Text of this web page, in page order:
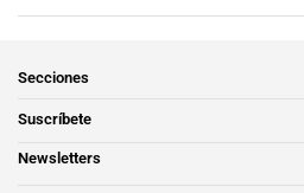
Secciones
Suscríbete
Newsletters